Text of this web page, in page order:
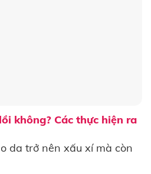
không? Các thực hiện ra
da trở nên xấu xí mà còn